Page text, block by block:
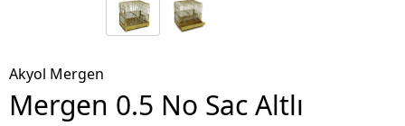
Akyol Mergen
Mergen 0.5 No Sac Altlı